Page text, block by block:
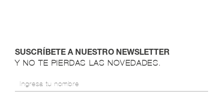
SUSCRÍBETE A NUESTRO NEWSLETTER
Y NO TE PIERDAS LAS NOVEDADES.